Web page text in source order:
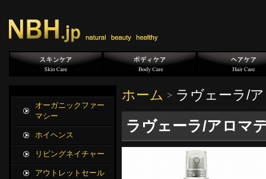
ホーム ラヴェーラ/
ラヴェーラ/アロマ
オーガニックファー
マシー
ホイヘンス
リビングネイチャー
アウトレットセール